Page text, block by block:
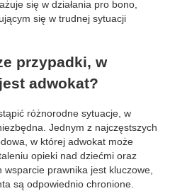
się w działania pro bono,
się w trudnej sytuacji
przypadki, w
adwokat?
różnorodne sytuacje, w
Jednym z najczęstszych
w której adwokat może
opieki nad dziećmi oraz
prawnika jest kluczowe,
są odpowiednio chronione.